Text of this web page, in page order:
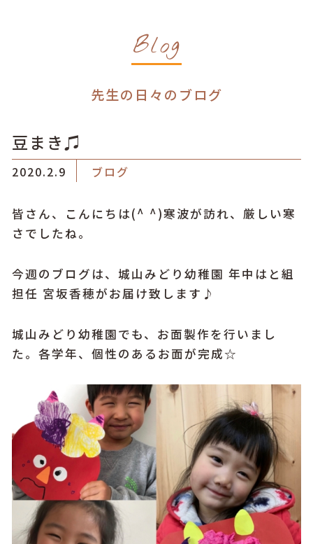
Blog
先生の日々のブログ
豆まき♫
2020.2.9 ブログ
皆さん、こんにちは(^ ^)寒波が訪れ、厳しい寒
さでしたね。
今週のブログは、城山みどり幼稚園 年中はと組
担任 宮坂香穂がお届け致します♪
城山みどり幼稚園でも、お面製作を行いまし
た。各学年、個性のあるお面が完成☆